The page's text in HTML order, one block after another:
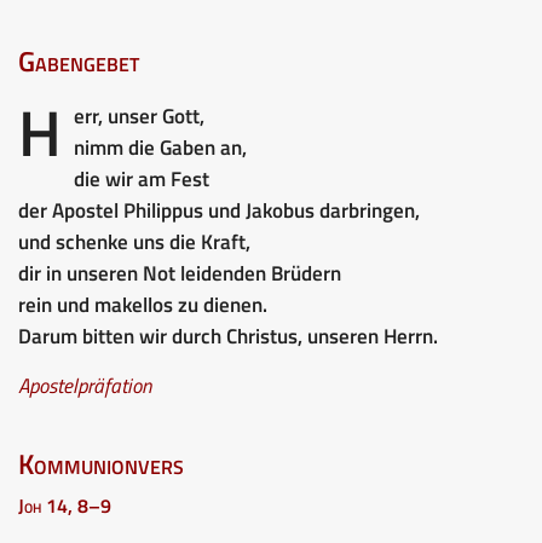
Gabengebet
H err, unser Gott,
nimm die Gaben an,
die wir am Fest
der Apostel Philippus und Jakobus darbringen,
und schenke uns die Kraft,
dir in unseren Not leidenden Brüdern
rein und makellos zu dienen.
Darum bitten wir durch Christus, unseren Herrn.
Apostelpräfation
Kommunionvers
Joh 14, 8–9